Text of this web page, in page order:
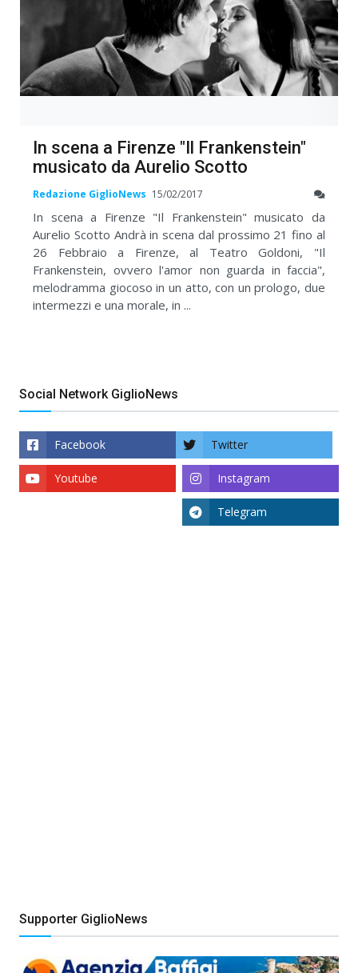
In scena a Firenze "Il Frankenstein"
musicato da Aurelio Scotto
Redazione GiglioNews 15/02/2017
In scena a Firenze "Il Frankenstein" musicato da
Aurelio Scotto Andrà in scena dal prossimo 21 fino al
26 Febbraio a Firenze, al Teatro Goldoni, "Il
Frankenstein, ovvero l'amor non guarda in faccia",
melodramma giocoso in un atto, con un prologo, due
intermezzi e una morale, in ...
Social Network GiglioNews
Facebook Twitter
Instagram
Youtube
Telegram
Supporter GiglioNews